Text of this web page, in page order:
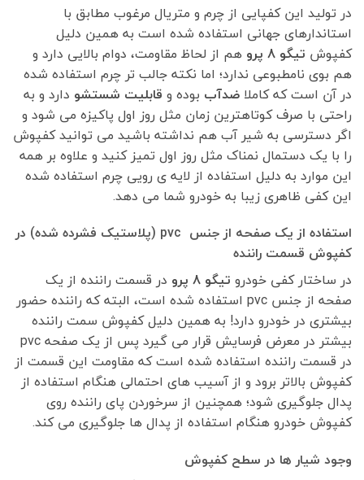
در تولید این کفپایی از چرم و متریال مرغوب مطابق با
استاندارهای جهانی استفاده شده است به همین دلیل
کفپوش تیگو 8 پرو
هم از لحاظ مقاومت، دوام بالایی دارد و
هم بوی نامطبوعی ندارد؛ اما نکته جالب تر چرم استفاده شده
در آن است که کاملا ضدآب بوده و قابلیت شستشو دارد و به
راحتی با صرف کوتاهترین زمان مثل روز اول پاکیزه می شود و
اگر دسترسی به شیر آب هم نداشته باشید می توانید کفپوش
را با یک دستمال نمناک مثل روز اول تمیز کنید و علاوه بر همه
این موارد به دلیل استفاده از لایه ی رویی چرم استفاده شده
این کفی ظاهری زیبا به خودرو شما می دهد.
استفاده از یک صفحه از جنس
پلاستیک فشرده شده) در
کفپوش قسمت راننده
در ساختار کفی خودرو تیگو 8 پرو
در قسمت راننده از یک
صفحه از جنس pvc استفاده شده است، البته که راننده حضور
بیشتری در خودرو دارد! به همین دلیل کفپوش سمت راننده
بیشتر در معرض فرسایش قرار می گیرد پس از یک صفحه pvc
در قسمت راننده استفاده شده است که مقاومت این قسمت از
کفپوش بالاتر برود و از آسیب های احتمالی هنگام استفاده از
پدال جلوگیری شود؛ همچنین از سرخوردن پای راننده روی
کفپوش خودرو هنگام استفاده از پدال ها جلوگیری می کند.
وجود شیار ها در سطح کفپوش